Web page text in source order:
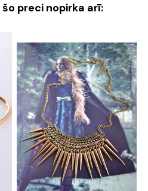
preci nopirka arī: